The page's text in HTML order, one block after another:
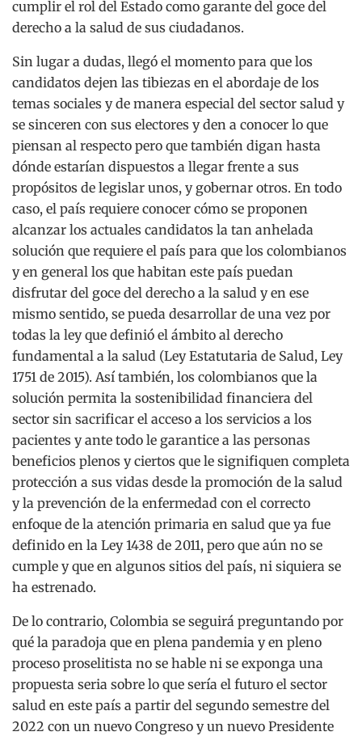
cumplir el rol del Estado como garante del goce del
derecho a la salud de sus ciudadanos.
Sin lugar a dudas, llegó el momento para que los
candidatos dejen las tibiezas en el abordaje de los
temas sociales y de manera especial del sector salud y
se sinceren con sus electores y den a conocer lo que
piensan al respecto pero que también digan hasta
dónde estarían dispuestos a llegar frente a sus
propósitos de legislar unos, y gobernar otros. En todo
caso, el país requiere conocer cómo se proponen
alcanzar los actuales candidatos la tan anhelada
solución que requiere el país para que los colombianos
y en general los que habitan este país puedan
disfrutar del goce del derecho a la salud y en ese
mismo sentido, se pueda desarrollar de una vez por
todas la ley que definió el ámbito al derecho
fundamental a la salud (Ley Estatutaria de Salud, Ley
1751 de 2015). Así también, los colombianos que la
solución permita la sostenibilidad financiera del
sector sin sacrificar el acceso a los servicios a los
pacientes y ante todo le garantice a las personas
beneficios plenos y ciertos que le signifiquen completa
protección a sus vidas desde la promoción de la salud
y la prevención de la enfermedad con el correcto
enfoque de la atención primaria en salud que ya fue
definido en la Ley 1438 de 2011, pero que aún no se
cumple y que en algunos sitios del país, ni siquiera se
ha estrenado.
De lo contrario, Colombia se seguirá preguntando por
qué la paradoja que en plena pandemia y en pleno
proceso proselitista no se hable ni se exponga una
propuesta seria sobre lo que sería el futuro el sector
salud en este país a partir del segundo semestre del
2022 con un nuevo Congreso y un nuevo Presidente